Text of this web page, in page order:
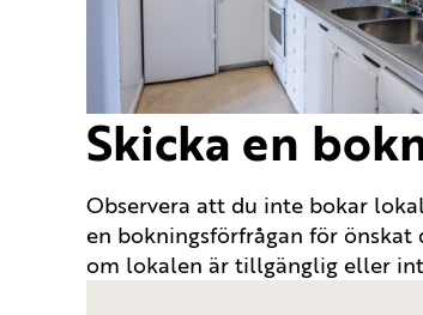
Skicka en
Observera att du inte bokar
en bokningsförfrågan för önskat
om lokalen är tillgänglig eller